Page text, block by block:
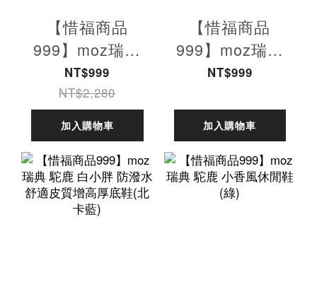
【惜福商品
999】moz瑞典
駝鹿 白小胖 防
潑水 舒適皮質增
高厚底鞋(霧藍)
NT$999
NT$2,280
加入購物車
【惜福商品
999】moz瑞典
駝鹿 白小胖 防
高厚底鞋(酪梨
綠)
NT$999
加入購物車